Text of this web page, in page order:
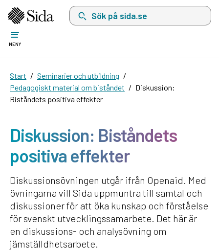
Sök på sida.se, sökförslag kommer att visas
MENY
Start
Seminarier och utbildning
Pedagogiskt material om biståndet
Diskussion:
Biståndets positiva effekter
Diskussion: Biståndets
positiva effekter
Diskussionsövningen utgår ifrån Openaid. Med
övningarna vill Sida uppmuntra till samtal och
diskussioner för att öka kunskap och förståelse
för svenskt utvecklingssamarbete. Det här är
en diskussions- och analysövning om
jämställdhetsarbete.